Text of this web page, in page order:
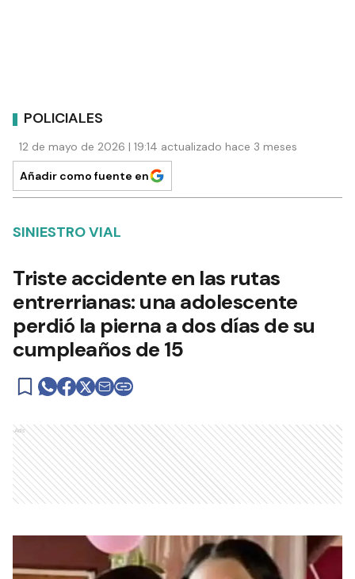
POLICIALES
12 de mayo de 2026 | 19:14 actualizado hace 3 meses
Añadir como fuente en
SINIESTRO VIAL
Triste accidente en las rutas
entrerrianas: una adolescente
perdió la pierna a dos días de su
cumpleaños de 15
Ads